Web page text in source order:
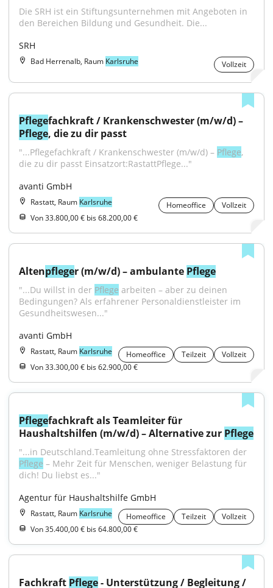
Die SRH ist ein Stiftungsunternehmen mit Angeboten in
den Bereichen Bildung und Gesundheit. Die...
SRH
Bad Herrenalb, Raum Karlsruhe Vollzeit
Pflege
Pflege, die zu dir passt
"...Pflegefachkraft / Krankenschwester (m/w/d) – Pflege,
die zu dir passt Einsatzort:RastattPflege..."
avanti GmbH
Rastatt, Raum Karlsruhe Homeoffice
Vollzeit
Von 33.800,00 € bis 68.200,00 €
Altenpfleger (m/w/d) – ambulante Pflege
"...Du willst in der Pflege arbeiten – aber zu deinen
Bedingungen? Als erfahrener Personaldienstleister im
Gesundheitswesen..."
avanti GmbH
Rastatt, Raum Karlsruhe Homeoffice Teilzeit
Vollzeit
Von 33.300,00 € bis 62.900,00 €
Pflegefachkraft als Teamleiter für
Haushaltshilfen (m/w/d) – Alternative zur Pflege
Pflege – Mehr Zeit für Menschen, weniger Belastung für
dich! Du liebst es..."
Agentur für Haushaltshilfe GmbH
Rastatt, Raum Karlsruhe Homeoffice Teilzeit
Vollzeit
Von 35.400,00 € bis 64.800,00 €
Fachkraft Pflege - Unterstützung / Begleitung /